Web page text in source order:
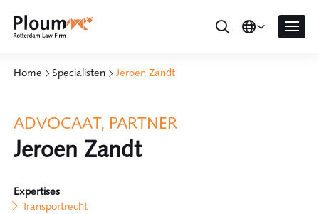
Home Specialisten Jeroen Zandt
ADVOCAAT, PARTNER
Jeroen Zandt
Expertises
Transportrecht